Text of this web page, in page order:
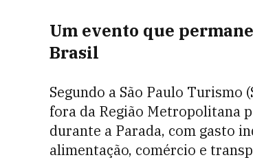
Um evento que
Brasil
Segundo a São Paulo Turismo
fora da Região Metropolitana
durante a Parada, com gasto
alimentação, comércio e